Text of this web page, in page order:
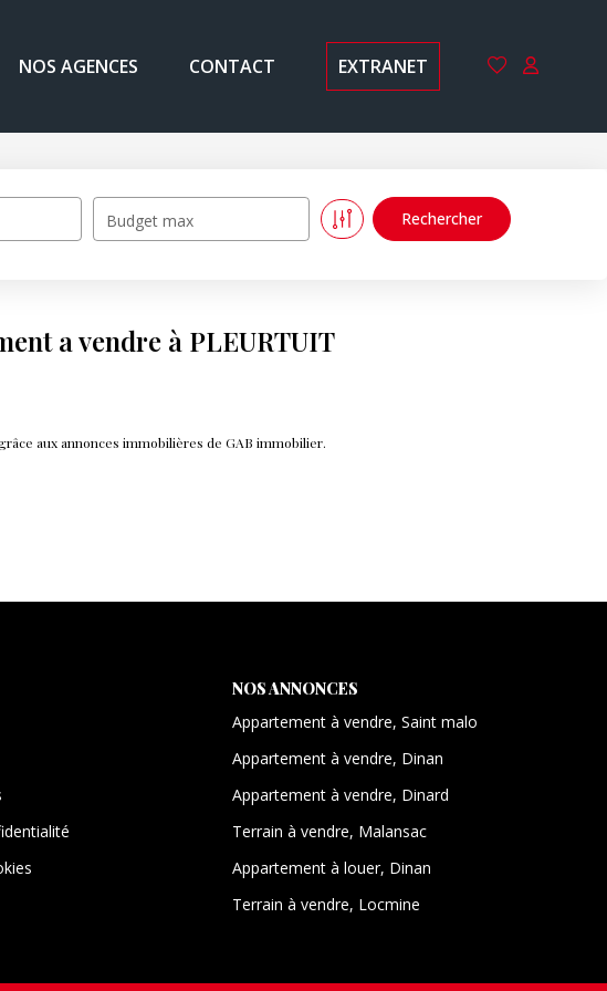
NOS AGENCES CONTACT EXTRANET
Budget max
a vendre à PLEURTUIT
aux annonces immobilières de GAB immobilier.
NOS ANNONCES
Appartement à vendre, Saint malo
Appartement à vendre, Dinan
Appartement à vendre, Dinard
Terrain à vendre, Malansac
Appartement à louer, Dinan
Terrain à vendre, Locmine